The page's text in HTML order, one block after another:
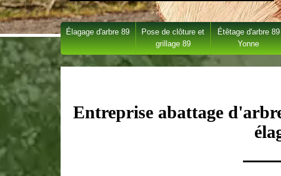
Élagage d'arbre 89
Pose de clôture et
grillage 89
Étêtage d'arbre 89
Yonne
Entreprise abattage